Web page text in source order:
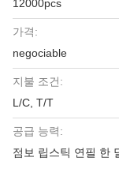
12000pcs
가격:
negociable
지불 조건:
L/C, T/T
공급 능력:
점보 립스틱 연필 한